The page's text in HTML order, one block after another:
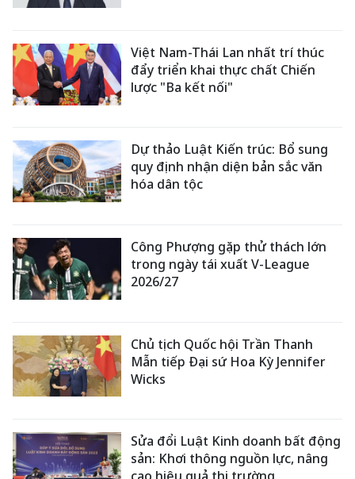
Việt Nam-Thái Lan nhất trí thúc
đẩy triển khai thực chất Chiến
lược "Ba kết nối"
Dự thảo Luật Kiến trúc: Bổ sung
quy định nhận diện bản sắc văn
hóa dân tộc
Công Phượng gặp thử thách lớn
trong ngày tái xuất V-League
2026/27
Chủ tịch Quốc hội Trần Thanh
Mẫn tiếp Đại sứ Hoa Kỳ Jennifer
Wicks
Sửa đổi Luật Kinh doanh bất động
sản: Khơi thông nguồn lực, nâng